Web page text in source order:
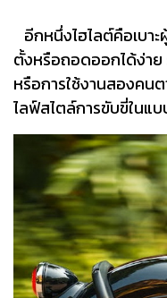
อีกหนึ่งไฮไลต์คือเบ
ตั้งหรือถอดออกได้ง่า
หรือการใช้งานสองคน
ไลฟ์สไตล์การขับขี่ในแบ